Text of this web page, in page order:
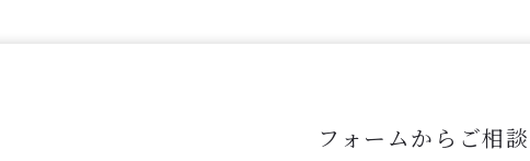
フォームからご相